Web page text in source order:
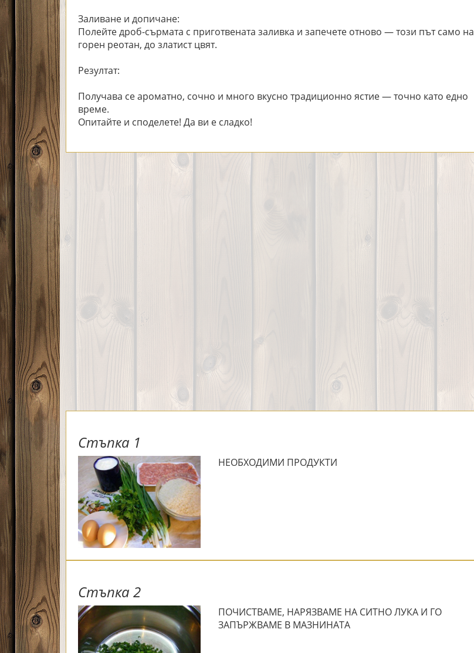
Заливане и допичане:
Полейте дроб-сърмата с приготвената заливка и запечете отново — този път само на
горен реотан, до златист цвят.
Резултат:
Получава се ароматно, сочно и много вкусно традиционно ястие — точно като едно
време.
Опитайте и споделете! Да ви е сладко!
Стъпка 1
НЕОБХОДИМИ ПРОДУКТИ
Стъпка 2
ПОЧИСТВАМЕ, НАРЯЗВАМЕ НА СИТНО ЛУКА И ГО
ЗАПЪРЖВАМЕ В МАЗНИНАТА